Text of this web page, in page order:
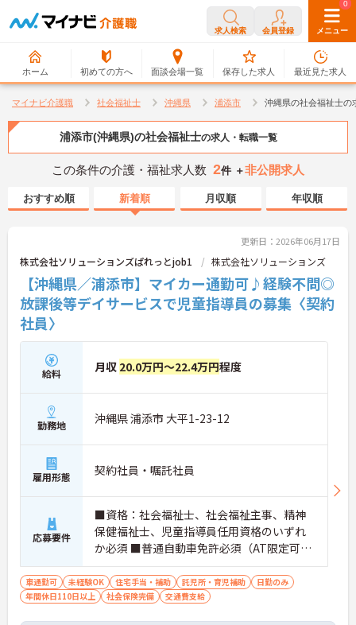
求人検索 会員登録 メニュー
ホーム 初めての方へ 面談会場一覧
0
保存した求人
0
最近見た求人
マイナビ介護職 社会福祉士 沖縄県 浦添市 沖縄県の社会福祉士の
浦添市(沖縄県)の社会福祉士の求人・転職一覧
この条件の介護・福祉求人数 2件 ＋非公開求人
おすすめ順 新着順 月収順 年収順
更新日：2026年06月17日
株式会社ソリューションズぱれっとjob1 株式会社ソリューションズ
【沖縄県／浦添市】マイカー通勤可♪経験不問◎
放課後等デイサービスで児童指導員の募集〈契約
社員〉
給料 月収 20.0万円～22.4万円程度
勤務地 沖縄県 浦添市 大平1-23-12
雇用形態 契約社員・嘱託社員
応募要件
■資格：社会福祉士、社会福祉主事、精神
保健福祉士、児童指導員任用資格のいずれ
か必須 ■普通自動車免許必須（AT限定可）
■経験不問 ※児童デイや保育園等、子供
と関わる業務経験があれば尚可
車通勤可 未経験OK 住宅手当・補助 託児所・育児補助
日勤のみ
年間休日110日以上
社会保険完備 交通費支給